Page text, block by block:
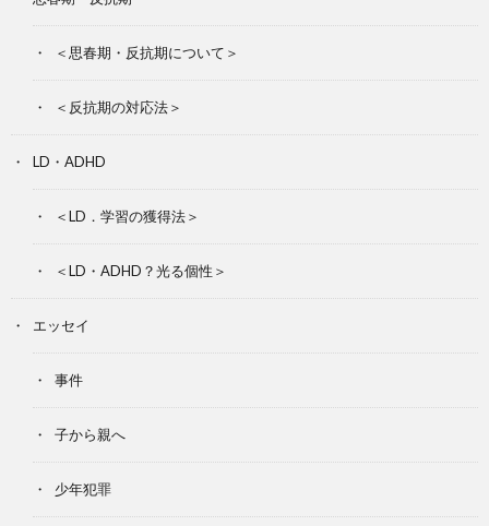
＜思春期・反抗期について＞
＜反抗期の対応法＞
LD・ADHD
＜LD．学習の獲得法＞
＜LD・ADHD？光る個性＞
エッセイ
事件
子から親へ
少年犯罪